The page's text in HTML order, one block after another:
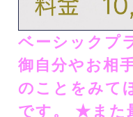
ベーシックプ
御自分やお
のことをみて
です。​ ​​★また